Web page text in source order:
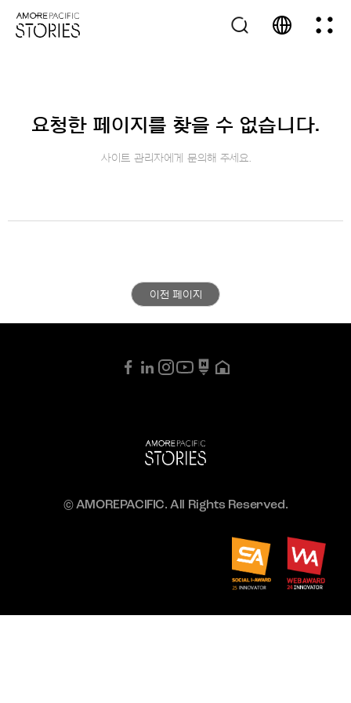
요청한 페이지를 찾을 수 없습니다.
사이트 관리자에게 문의해 주세요.
이전 페이지
© AMOREPACIFIC. All Rights Reserved.